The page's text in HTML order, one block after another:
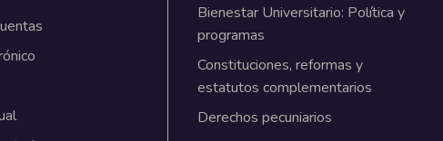
Bienestar Universitario: Política y
programas
Constituciones, reformas y
estatutos complementarios
Derechos pecuniarios